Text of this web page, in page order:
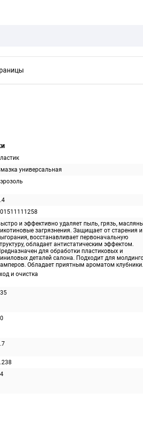
универсальная
и эффективно удаляет пыль, грязь,
загрязнения. Защищает от старения и
восстанавливает первоначальную
обладает антистатическим эффектом.
для обработки пластиковых и
деталей салона. Подходит для
Обладает приятным ароматом клубники.
и очистка